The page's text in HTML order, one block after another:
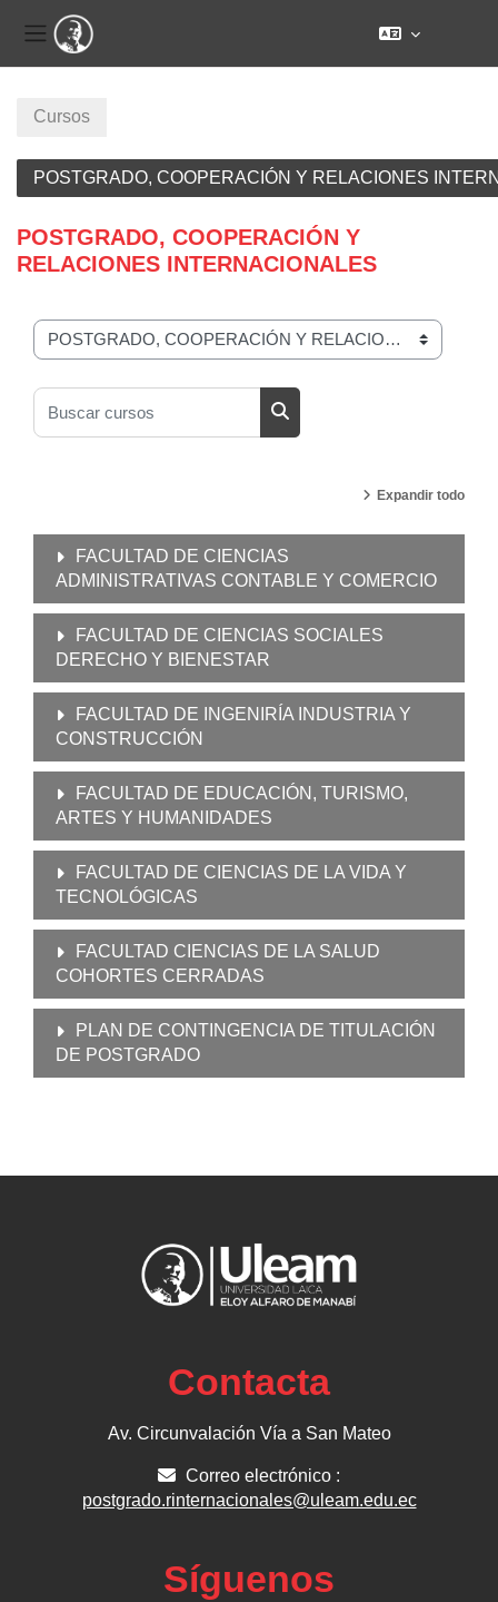
Panel lateral
Cursos
POSTGRADO, COOPERACIÓN Y RELACIONES
POSTGRADO, COOPERACIÓN Y
RELACIONES INTERNACIONALES
Categorías
Buscar cursos
Buscar cursos
Expandir todo
FACULTAD DE CIENCIAS
ADMINISTRATIVAS CONTABLE Y COMERCIO
FACULTAD DE CIENCIAS SOCIALES
DERECHO Y BIENESTAR
FACULTAD DE INGENIRÍA INDUSTRIA Y
CONSTRUCCIÓN
FACULTAD DE EDUCACIÓN, TURISMO,
ARTES Y HUMANIDADES
FACULTAD DE CIENCIAS DE LA VIDA Y
TECNOLÓGICAS
FACULTAD CIENCIAS DE LA SALUD
COHORTES CERRADAS
PLAN DE CONTINGENCIA DE TITULACIÓN
DE POSTGRADO
Contacta
Av. Circunvalación Vía a San Mateo
Correo electrónico :
postgrado.rinternacionales@uleam.edu.ec
Síguenos